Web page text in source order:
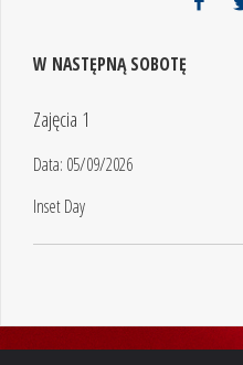
W NASTĘPNĄ SOBOTĘ
Zajęcia 1
Data: 05/09/2026
Inset Day